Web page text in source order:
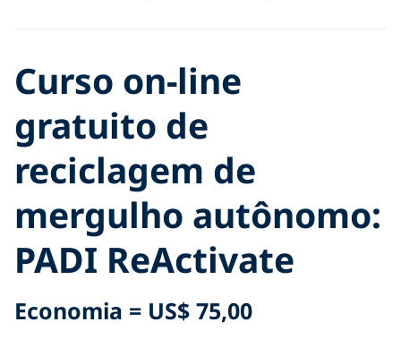
Curso on-line
gratuito de
reciclagem de
mergulho autônomo:
PADI ReActivate
Economia = US$ 75,00